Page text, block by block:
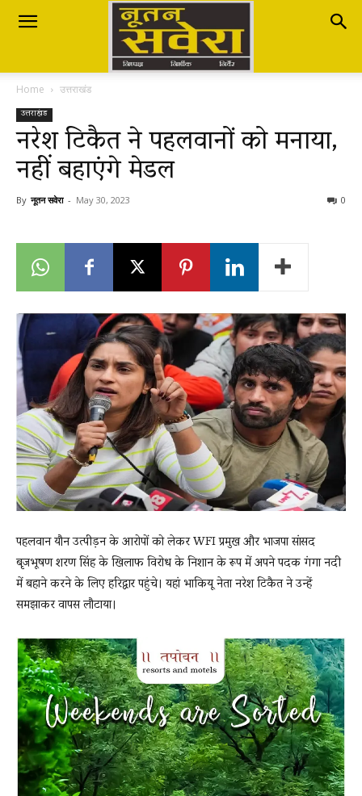
Nutan
Savera
नूतन
Breaking
News
LIVE
Home उत्तराखंड
उत्तराखंड
नरेश टिकैत ने पहलवानों को मनाया,
नहीं बहाएंगे मेडल
By नूतन सवेरा - May 30, 2023 0
पहलवान यौन उत्पीड़न के आरोपों को लेकर WFI प्रमुख और भाजपा सांसद
बृजभूषण शरण सिंह के खिलाफ विरोध के निशान के रूप में अपने पदक गंगा नदी
में बहाने करने के लिए हरिद्वार पहुंचे। यहां भाकियू नेता नरेश टिकैत ने उन्हें
समझाकर वापस लौटाया।